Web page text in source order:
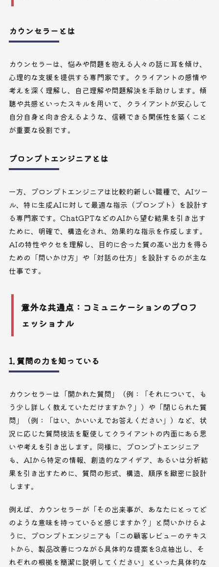
カウンセラーとは
カウンセラーは、悩みや問題を抱える人々の話に耳を傾け、
心理的な支援を提供する専門家です。クライアントの感情や
考えを深く理解し、自己理解や問題解決を手助けします。傾
聴や共感といったスキルを用いて、クライアントが安心して
自分自身と向き合えるような、信頼できる関係性を築くこと
が重要な役割です。
プロンプトエンジニアとは
一方、プロンプトエンジニアは比較的新しい職種で、AIツー
ル、特に生成AIに対して最適な指示（プロンプト）を設計す
る専門家です。ChatGPTなどのAIから望む結果を引き出す
ために、明確で、構造化され、効果的な指示を作成します。
AIの特性やクセを理解し、目的に合った質の高い出力を得る
ための「問いかけ方」や「対話の仕方」を設計するのが主な
仕事です。
意外な共通点：コミュニケーションのプロフ
ェッショナル
1. 質問の力を知っている
カウンセラーは「開かれた質問」（例：「それについて、も
う少し詳しく教えていただけますか？」）や「閉じられた質
問」（例：「はい、かいいえでお答えください」）など、状
況に応じた質問技法を駆使してクライアントの内面にある思
いや考えを引き出します。同様に、プロンプトエンジニア
も、AIから特定の情報、創造的なアイデア、あるいは分析結
果を引き出すために、質問の形式、構造、順序を緻密に設計
します。
例えば、カウンセラーが「その出来事が、あなたにとってど
のような意味を持っていると感じますか？」と問いかけるよ
うに、プロンプトエンジニアも「この顧客レビューのテキス
トから、製品改善につながる具体的な提案を3点抽出し、そ
れぞれの根拠を簡潔に説明してください」といった具体的な